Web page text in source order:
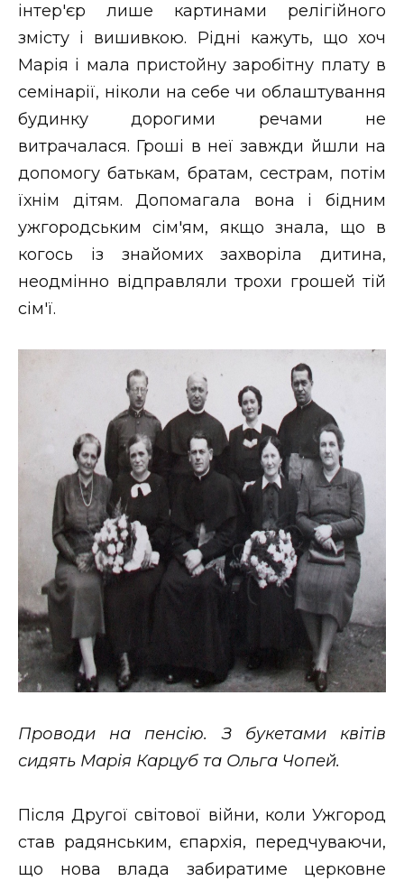
інтер'єр лише картинами релігійного
змісту і вишивкою. Рідні кажуть, що хоч
Марія і мала пристойну заробітну плату в
семінарії, ніколи на себе чи облаштування
будинку дорогими речами не
витрачалася. Гроші в неї завжди йшли на
допомогу батькам, братам, сестрам, потім
їхнім дітям. Допомагала вона і бідним
ужгородським сім'ям, якщо знала, що в
когось із знайомих захворіла дитина,
неодмінно відправляли трохи грошей тій
сім'ї.
Проводи на пенсію. З букетами квітів
сидять Марія Карцуб та Ольга Чопей.
Після Другої світової війни, коли Ужгород
став радянським, єпархія, передчуваючи,
що нова влада забиратиме церковне